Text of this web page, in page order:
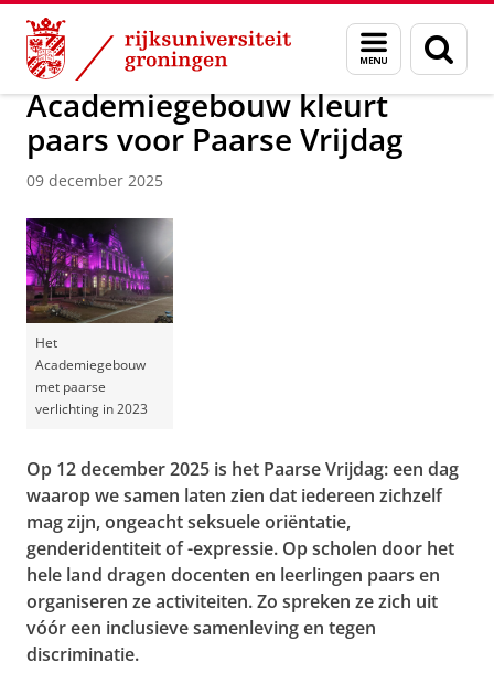
Skip
Content
Skip
Navigation
Menu
en
zoeken
Over ons Actueel Nieuws
Academiegebouw kleurt
paars voor Paarse Vrijdag
09 december 2025
Het
Academiegebouw
met paarse
verlichting in 2023
Op 12 december 2025 is het Paarse Vrijdag: een dag
waarop we samen laten zien dat iedereen zichzelf
mag zijn, ongeacht seksuele oriëntatie,
genderidentiteit of -expressie. Op scholen door het
hele land dragen docenten en leerlingen paars en
organiseren ze activiteiten. Zo spreken ze zich uit
vóór een inclusieve samenleving en tegen
discriminatie.